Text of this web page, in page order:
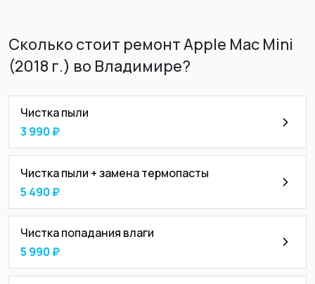
Сколько стоит ремонт Apple Mac Mini
(2018 г.) во Владимире?
Чистка пыли
3 990 ₽
Чистка пыли + замена термопасты
5 490 ₽
Чистка попадания влаги
5 990 ₽